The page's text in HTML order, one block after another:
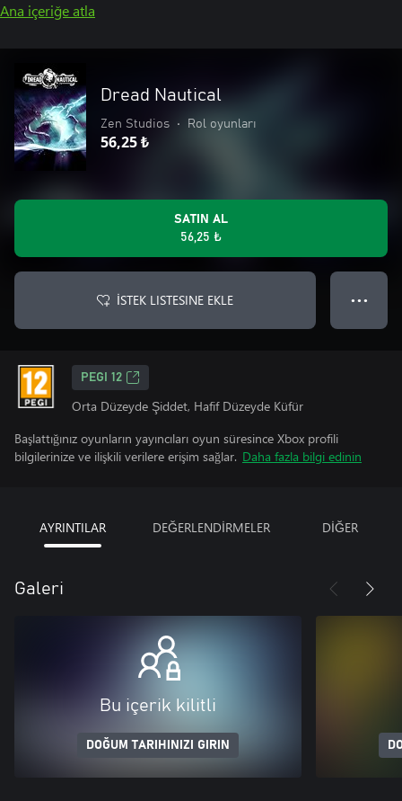
Ana içeriğe atla
Dread Nautical
Zen Studios • Rol oyunları
56,25 ₺
SATIN AL
56,25 ₺
İSTEK LISTESINE EKLE ● ● ●
PEGI 12
Orta Düzeyde Şiddet, Hafif Düzeyde Küfür
Başlattığınız oyunların yayıncıları oyun süresince Xbox profili
bilgilerinize ve ilişkili verilere erişim sağlar. Daha fazla bilgi edinin
AYRINTILAR DEĞERLENDİRMELER DİĞER
Galeri
Bu içerik kilitli
DOĞUM TARIHINIZI GIRIN